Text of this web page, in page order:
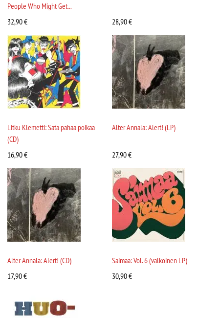
People Who Might Get...
32,90€ 28,90€
Litku Klemetti: Sata pahaa poikaa
(CD)
16,90€
Alter Annala: Alert! (LP)
27,90€
Alter Annala: Alert! (CD)
17,90€
Saimaa: Vol. 6 (valkoinen LP)
30,90€